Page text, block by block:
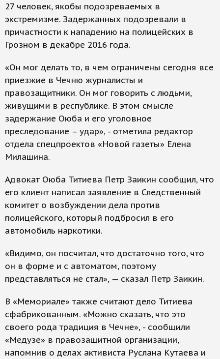
27 человек, якобы подозреваемых в
экстремизме. Задержанных подозревали в
причастности к нападению на полицейских в
Грозном в декабре 2016 года.
«Он мог делать то, в чем ограничены сегодня все
приезжие в Чечню журналисты и
правозащитники. Он мог говорить с людьми,
живущими в республике. В этом смысле
задержание Оюба и его уголовное
преследование – удар», - отметила редактор
отдела спецпроектов «Новой газеты» Елена
Милашина.
Адвокат Оюба Титиева Петр Заикин сообщил, что
его клиент написал заявление в Следственный
комитет о возбуждении дела против
полицейского, который подбросил в его
автомобиль наркотики.
«Видимо, он посчитал, что достаточно того, что
он в форме и с автоматом, поэтому
представляться не стал», — сказал Петр Заикин.
В «Мемориале» также считают дело Титиева
сфабрикованным. «Можно сказать, что это
своего рода традиция в Чечне», - сообщили
«Медузе» в правозащитной организации,
напомнив о делах активиста Руслана Кутаева и